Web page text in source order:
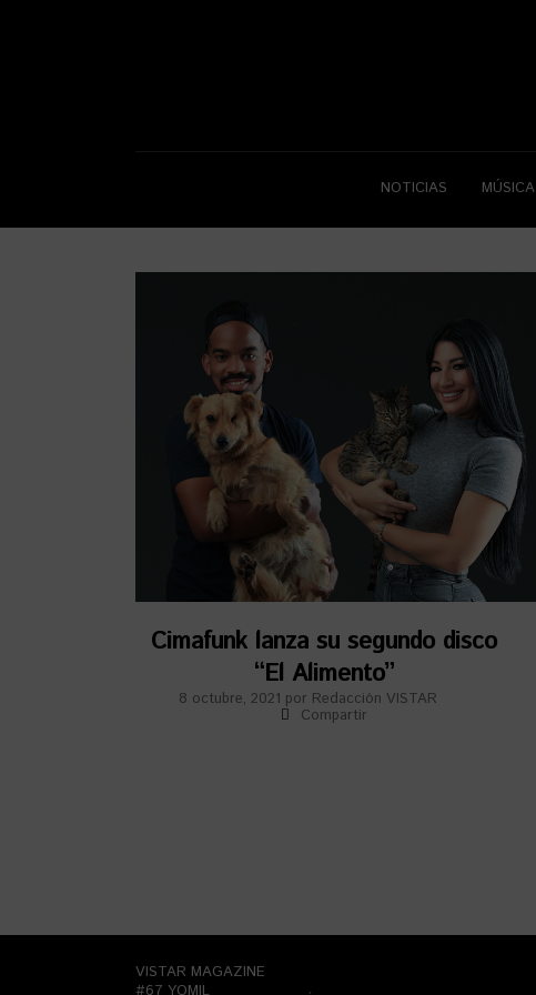
NOTICIAS MÚSICA
Cimafunk lanza su segundo disco
“El Alimento”
8 octubre, 2021 por Redacción VISTAR
Compartir
VISTAR MAGAZINE